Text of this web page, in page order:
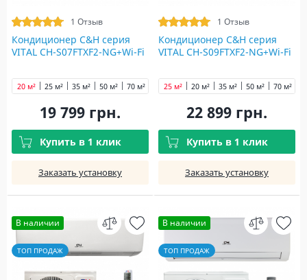
1 Отзыв
Кондиционер C&H cерия
VITAL CH-S07FTXF2-NG+Wi-Fi
20 м² 25 м² 35 м² 50 м² 70 м²
19 799 грн.
Купить в 1 клик
Заказать установку
1 Отзыв
Кондиционер C&H cерия
VITAL CH-S09FTXF2-NG+Wi-Fi
20 м²
25 м² 35 м² 50 м² 70 м²
22 899 грн.
Купить в 1 клик
Заказать установку
В наличии
ТОП ПРОДАЖ
В наличии
ТОП ПРОДАЖ